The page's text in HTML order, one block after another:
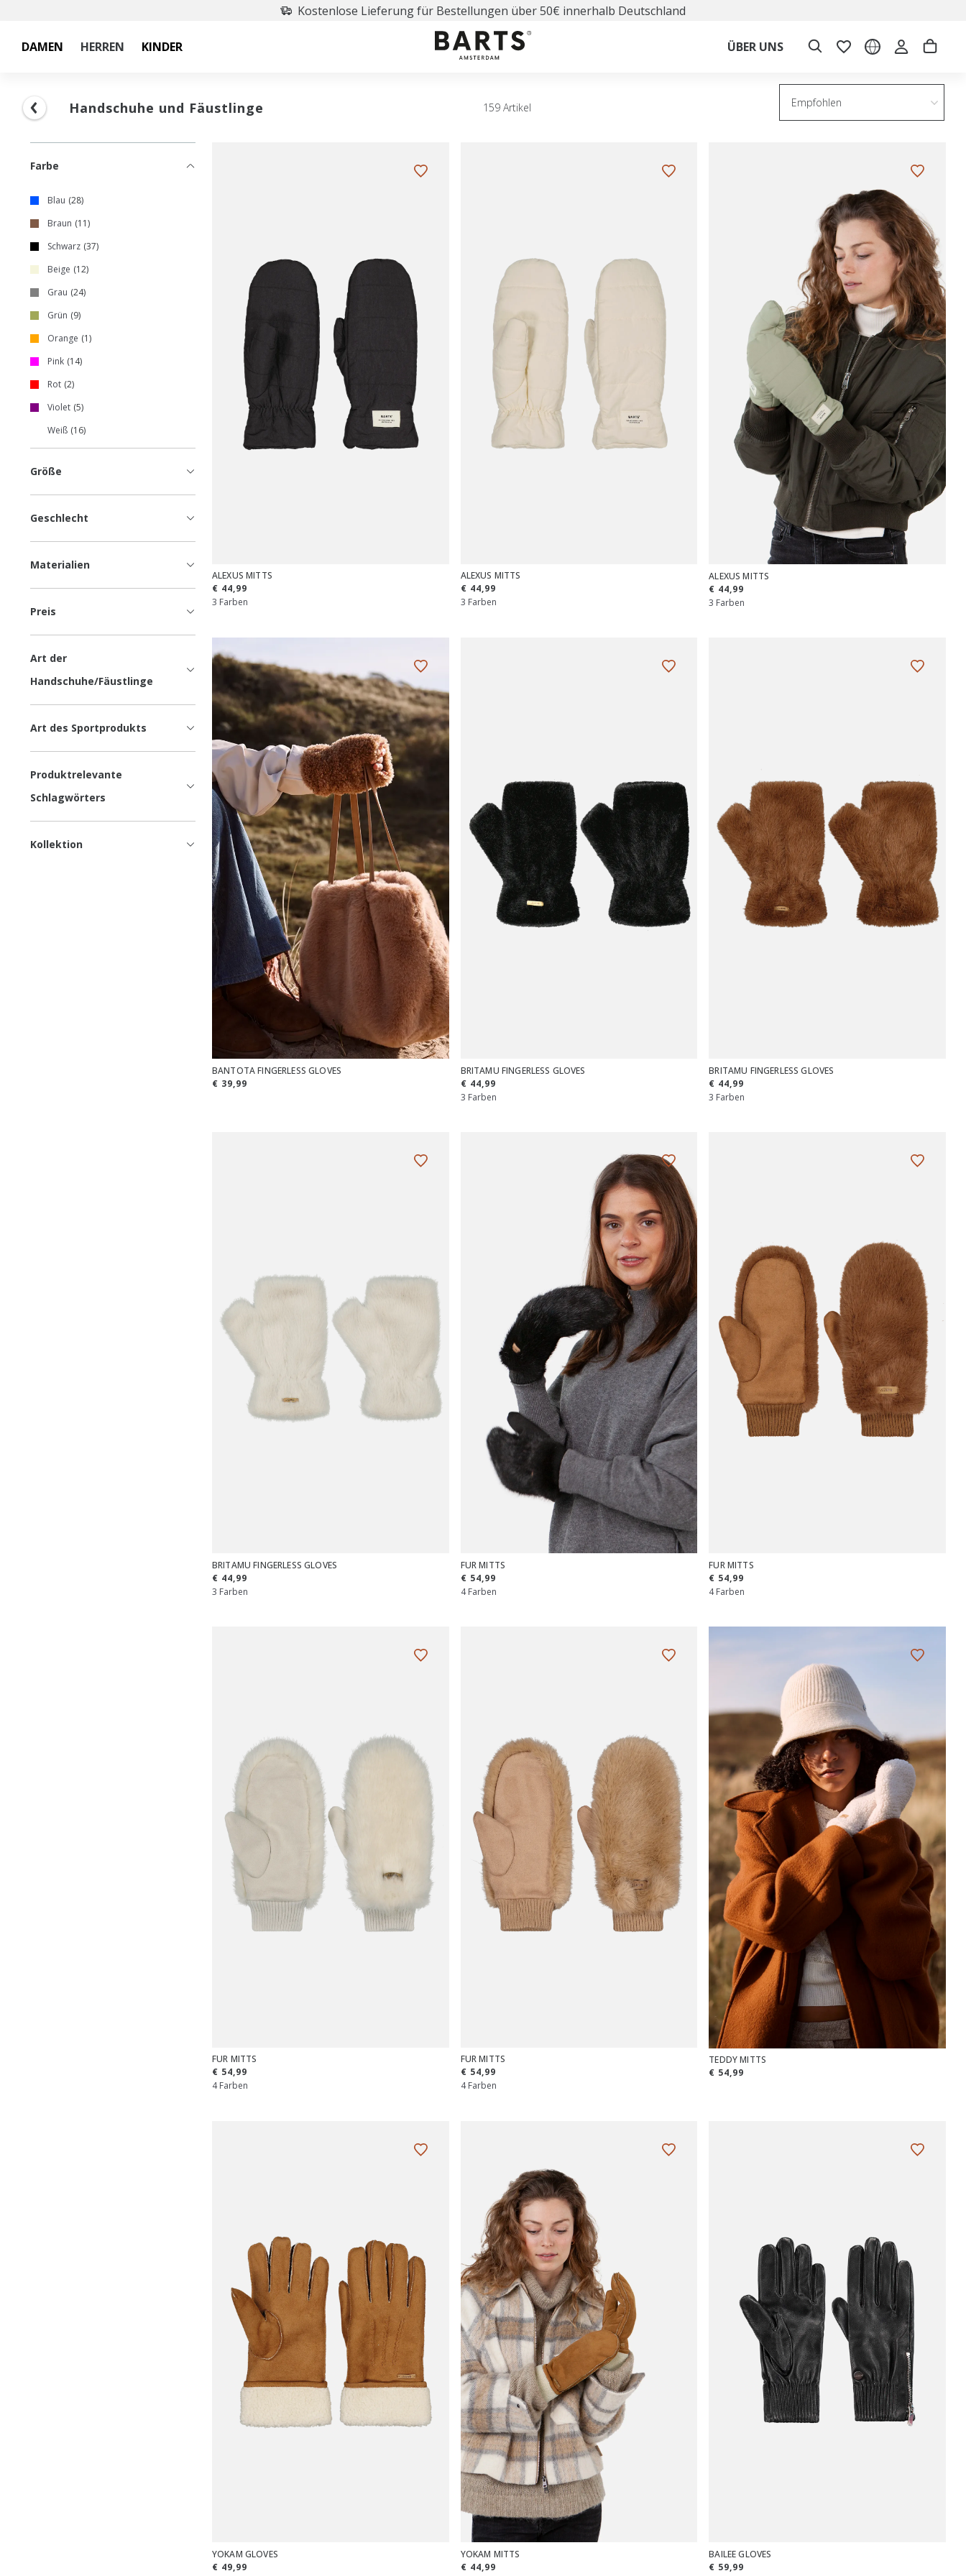
Kostenlose Lieferung für Bestellungen über 50€ innerhalb Deutschland
DAMEN HERREN KINDER ÜBER UNS
Handschuhe und Fäustlinge 159 Artikel Empfohlen
Farbe
Blau 28
Braun 11
Schwarz 37
Beige 12
Grau 24
Grün 9
Orange 1
Pink 14
Rot 2
Violet 5
Weiß 16
Größe
Geschlecht
Materialien
Preis
Art der
Handschuhe/Fäustlinge
Art des Sportprodukts
Produktrelevante
Schlagwörters
Kollektion
ALEXUS MITTS
€ 44,99
3 Farben
ALEXUS MITTS
€ 44,99
3 Farben
ALEXUS MITTS
€ 44,99
3 Farben
BANTOTA FINGERLESS GLOVES
€ 39,99
BRITAMU FINGERLESS GLOVES
€ 44,99
3 Farben
BRITAMU FINGERLESS GLOVES
€ 44,99
3 Farben
BRITAMU FINGERLESS GLOVES
€ 44,99
3 Farben
FUR MITTS
€ 54,99
4 Farben
FUR MITTS
€ 54,99
4 Farben
FUR MITTS
€ 54,99
4 Farben
FUR MITTS
€ 54,99
4 Farben
TEDDY MITTS
€ 54,99
YOKAM GLOVES
€ 49,99
YOKAM MITTS
€ 44,99
BAILEE GLOVES
€ 59,99